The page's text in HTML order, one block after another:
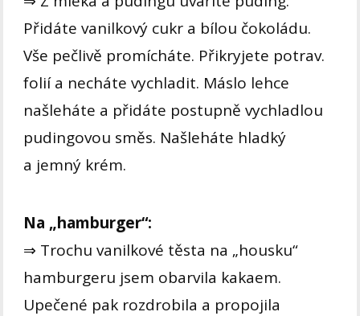
Přidáte vanilkový cukr a bílou čokoládu.
Vše pečlivě promícháte. Přikryjete potrav.
folií a necháte vychladit. Máslo lehce
našleháte a přidáte postupně vychladlou
pudingovou směs. Našleháte hladký
a jemný krém.
Na „hamburger“:
⇒ Trochu vanilkové těsta na „housku“
hamburgeru jsem obarvila kakaem.
Upečené pak rozdrobila a propojila